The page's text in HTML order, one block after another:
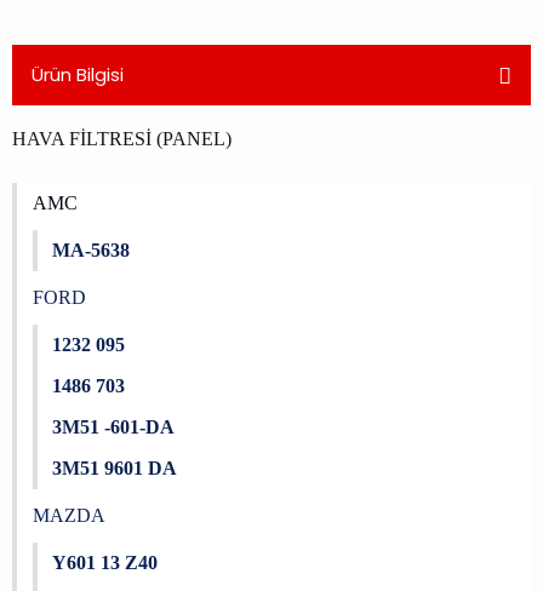
Ürün Bilgisi
HAVA FİLTRESİ (PANEL)
AMC
MA-5638
FORD
1232 095
1486 703
3M51 -601-DA
3M51 9601 DA
MAZDA
Y601 13 Z40